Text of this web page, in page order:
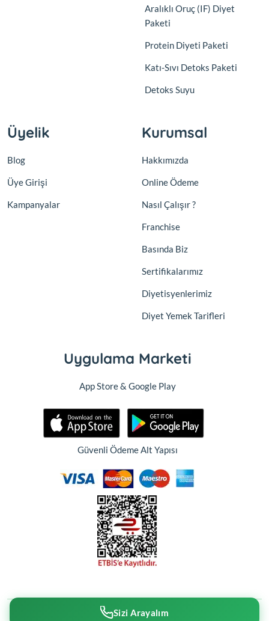
Sizi Arayalım
Aralıklı Oruç (IF) Diyet
Paketi
Protein Diyeti Paketi
Katı-Sıvı Detoks Paketi
Detoks Suyu
Üyelik
Blog
Üye Girişi
Kampanyalar
Kurumsal
Hakkımızda
Online Ödeme
Nasıl Çalışır ?
Franchise
Basında Biz
Sertifikalarımız
Diyetisyenlerimiz
Diyet Yemek Tarifleri
Uygulama Marketi
App Store & Google Play
Güvenli Ödeme Alt Yapısı